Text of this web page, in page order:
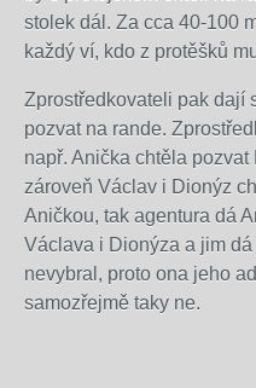
stolek dál. Za cca 40-100
každý ví, kdo z protěšků
Zprostředkovateli pak dají
pozvat na rande.
např. Anička chtěla
zároveň Václav i Dionýz
Aničkou, tak agentura dá
Václava i Dionýza a jim
nevybral, proto ona jeho
samozřejmě taky ne.